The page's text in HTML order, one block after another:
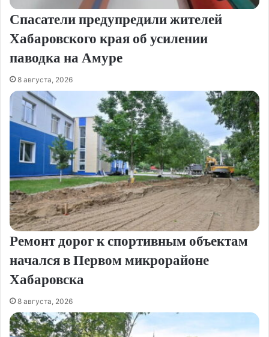
Спасатели предупредили жителей
Хабаровского края об усилении
паводка на Амуре
8 августа, 2026
Ремонт дорог к спортивным объектам
начался в Первом микрорайоне
Хабаровска
8 августа, 2026